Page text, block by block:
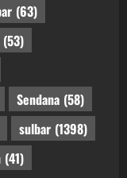
(63)
(53)
Sendana (58)
sulbar (1398)
(41)